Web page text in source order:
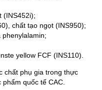
(INS452i);
chất tạo ngọt (INS950);
yellow FCF (INS110).
chất phụ gia trong thực
quốc tế CAC.